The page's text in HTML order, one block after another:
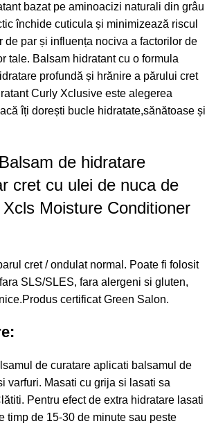
bazat pe aminoacizi naturali din grâu
închide cuticula și minimizează riscul
de par și influența nociva a factorilor de
tale. Balsam hidratant cu o formula
profundă și hrănire a părului cret
Curly Xclusive este alegerea
îți dorești bucle hidratate,sănătoase și
de hidratare
cret cu ulei de nuca de
Moisture Conditioner
cret / ondulat normal. Poate fi folosit
SLS/SLES, fara alergeni si gluten,
certificat Green Salon.
de curatare aplicati balsamul de
varfuri. Masati cu grija si lasati sa
Pentru efect de extra hidratare lasati
timp de 15-30 de minute sau peste